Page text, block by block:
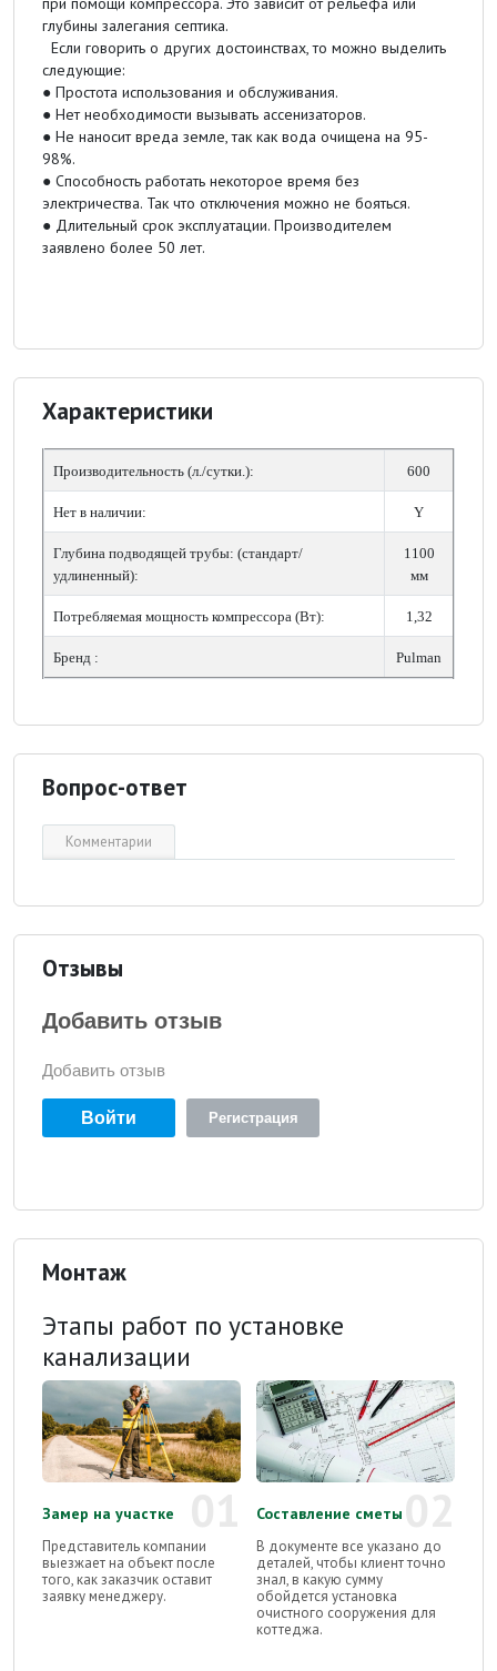
глубины залегания септика.
Если говорить о других достоинствах, то можно выделить
следующие:
● Простота использования и обслуживания.
● Нет необходимости вызывать ассенизаторов.
● Не наносит вреда земле, так как вода очищена на 95-
98%.
● Способность работать некоторое время без
электричества. Так что отключения можно не бояться.
● Длительный срок эксплуатации. Производителем
заявлено более 50 лет.
Характеристики
Производительность (л./сутки.): 600
Нет в наличии: Y
Глубина подводящей трубы: (стандарт/
удлиненный):
1100
мм
Потребляемая мощность компрессора (Вт): 1,32
Бренд : Pulman
Вопрос-ответ
Комментарии
Отзывы
Добавить отзыв
Добавить отзыв
Войти Регистрация
Монтаж
Этапы работ по установке
канализации
Замер на участке
Представитель компании
выезжает на объект после
того, как заказчик оставит
заявку менеджеру.
Составление сметы
В документе все указано до
деталей, чтобы клиент точно
знал, в какую сумму
обойдется установка
очистного сооружения для
коттеджа.